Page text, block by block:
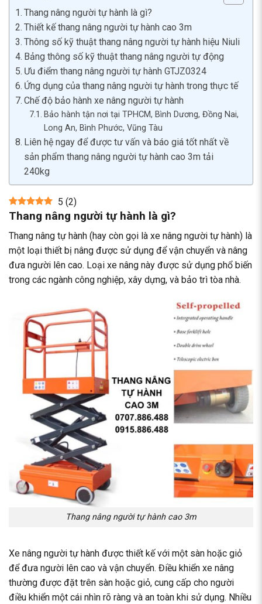
Thang nâng người tự hành là gì?
Thiết kế thang nâng người tự hành cao 3m
Thông số kỹ thuật thang nâng người tự hành hiệu Niuli
Bảng thông số kỹ thuật thang nâng người tự động
Ưu điểm thang nâng người tự hành GTJZ0324
Ứng dụng của thang nâng người tự hành trong thực tế
Chế độ bảo hành xe nâng người tự hành
Bảo hành tận nơi tại TPHCM, Bình Dương, Đồng Nai,
Long An, Bình Phước, Vũng Tàu
Liên hệ ngay để được tư vấn và báo giá tốt nhất về
sản phẩm thang nâng người tự hành cao 3m tải
240kg
5 (2)
Thang nâng người tự hành là gì?
Thang nâng tự hành (hay còn gọi là xe nâng người tự hành) là
một loại thiết bị nâng được sử dụng để vận chuyển và nâng
đưa người lên cao. Loại xe nâng này được sử dụng phổ biến
trong các ngành công nghiệp, xây dựng, và bảo trì tòa nhà.
Thang nâng người tự hành cao 3m
Xe nâng người tự hành được thiết kế với một sàn hoặc giỏ
để đưa người lên cao và vận chuyển. Điều khiển xe nâng
thường được đặt trên sàn hoặc giỏ, cung cấp cho người
điều khiển một cái nhìn rõ ràng và an toàn khi sử dụng. Nhiều